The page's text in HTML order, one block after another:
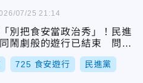
別把食安當政治秀」！民進
鬧劇般的遊行已結束 問題
725 食安遊行 民進黨
07/25 21:14